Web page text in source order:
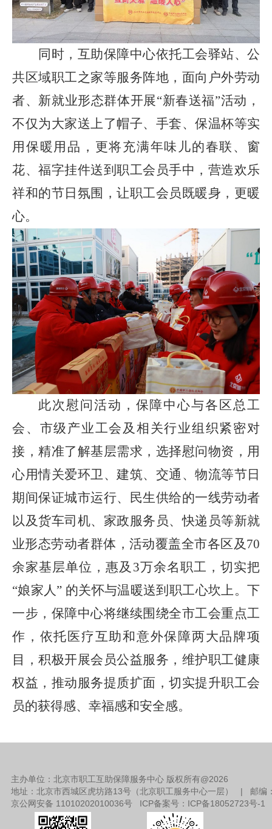
同时，互助保障中心依托工会驿站、公
共区域职工之家等服务阵地， 面向户外劳动
者、新就业形态群体开展“新春送福”活动，
不仅为大家送上了帽子、手套、保温杯等实
用保暖用品，更将充满年味儿的春联、窗
花、福字挂件送到职工会员手中，营造欢乐
祥和的节日氛围，让职工会员既暖身，更暖
心。
此次慰问活动，保障中心与各区总工
会、市级产业工会及相关行业组织紧密对
接，精准了解基层需求，选择慰问物资，用
心用情关爱环卫、建筑、交通、物流等节日
期间保证城市运行、民生供给的一线劳动者
以及货车司机、家政服务员、快递员等新就
业形态劳动者群体，活动覆盖全市各区及 70
余家基层单位，惠及 3万余名职工 ，切实把
“娘家人” 的关怀与温暖送到职工心坎上。下
一步，保障中心将继续围绕全市工会重点工
作，依托医疗互助和意外保障两大品牌项
目，积极开展会员公益服务，维护职工健康
权益，推动服务提质扩面，切实提升职工会
员的获得感、幸福感和安全感。
主办单位：北京市职工互助保障服务中心 版权所有@2026
地址：北京市西城区虎坊路13号（北京职工服务中心一层） | 邮编
京公网安备 11010202010036号 ICP备案号： ICP备18052723号-1